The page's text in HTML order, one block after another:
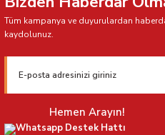
Tüm kampanya ve duyurulardan
kaydolunuz.
Hemen Arayın!
Whatsapp Destek Hattı